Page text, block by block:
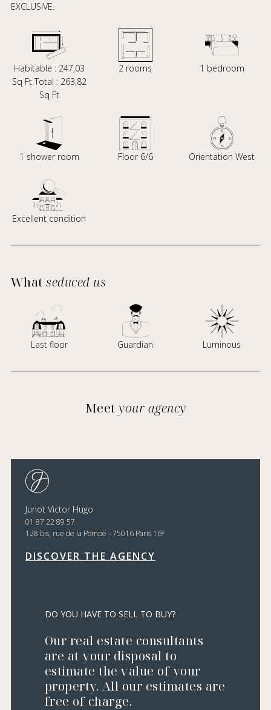
EXCLUSIVE.
Habitable : 247,03
Sq Ft Total : 263,82
Sq Ft
2 rooms 1 bedroom
1 shower room Floor 6/6 Orientation West
Excellent condition
Whatseduced us
Last floor Guardian Luminous
Meet your agency
Junot Victor Hugo
01 87 22 89 57
128 bis, rue de la Pompe - 75016 Paris 16e
DISCOVER THE AGENCY
DO YOU HAVE TO SELL TO BUY?
Our real estate consultants
are at your disposal to
estimate the value of your
property. All our estimates are
free of charge.